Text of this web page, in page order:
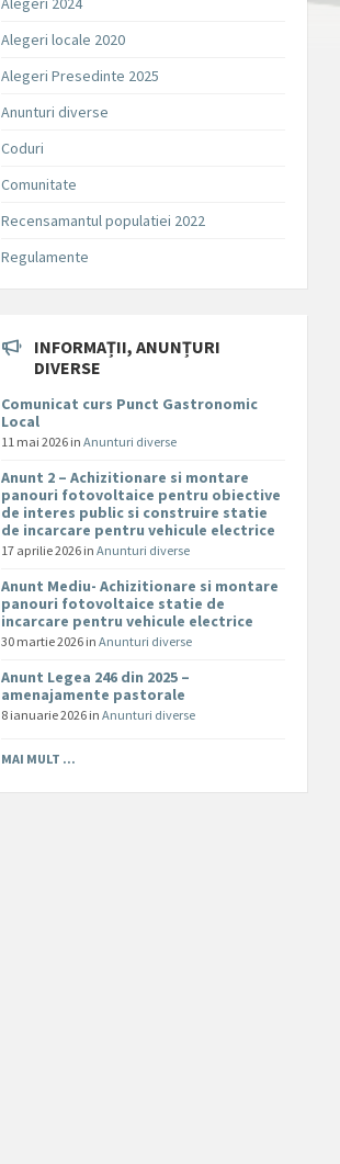
Alegeri locale 2020
Alegeri Presedinte 2025
Anunturi diverse
Coduri
Comunitate
Recensamantul populatiei 2022
Regulamente
INFORMAȚII, ANUNȚURI
DIVERSE
Comunicat curs Punct Gastronomic
Local
11 mai 2026 inAnunturi diverse
Anunt 2 – Achizitionare si montare
panouri fotovoltaice pentru obiective
de interes public si construire statie
de incarcare pentru vehicule electrice
17 aprilie 2026 inAnunturi diverse
Anunt Mediu- Achizitionare si montare
panouri fotovoltaice statie de
incarcare pentru vehicule electrice
30 martie 2026 inAnunturi diverse
Anunt Legea 246 din 2025 –
amenajamente pastorale
8 ianuarie 2026 inAnunturi diverse
MAI MULT ...